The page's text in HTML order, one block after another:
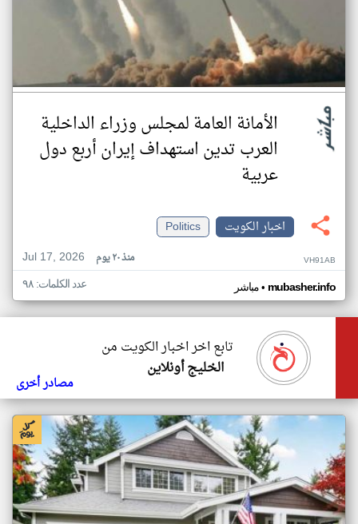
الأمانة العامة لمجلس وزراء الداخلية
العرب تدين استهداف إيران أربع دول
عربية
اخبار الكويت
Politics
Jul 17, 2026
منذ ٢٠ يوم VH91AB
مباشر• mubasher.info عدد الكلمات: ٩٨
تابع اخر اخبار الكويت من
الخليج أونلاين
مصادر أخرى